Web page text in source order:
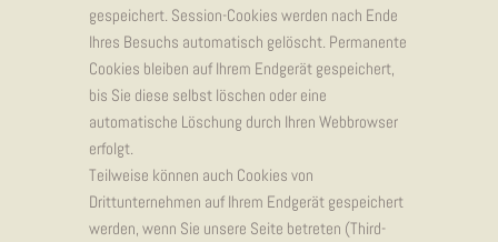
gespeichert. Session-Cookies werden nach Ende
Ihres Besuchs automatisch gelöscht. Permanente
Cookies bleiben auf Ihrem Endgerät gespeichert,
bis Sie diese selbst löschen oder eine
automatische Löschung durch Ihren Webbrowser
erfolgt.
Teilweise können auch Cookies von
Drittunternehmen auf Ihrem Endgerät gespeichert
werden, wenn Sie unsere Seite betreten (Third-